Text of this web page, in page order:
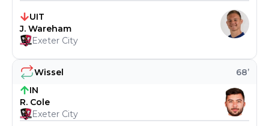
Wissel 68’
IN
R. Cole
Exeter City
UIT
J. Wareham
Exeter City